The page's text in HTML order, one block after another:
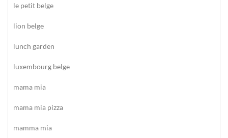
le petit belge
lion belge
lunch garden
luxembourg belge
mama mia
mama mia pizza
mamma mia